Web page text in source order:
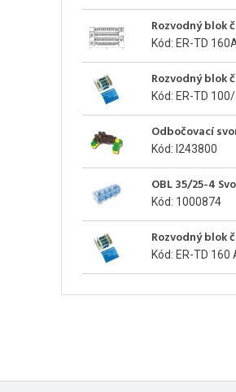
Rozvodný blok
Kód: ER-TD
Rozvodný blok
Kód: ER-TD
Odbočovací
Kód: I243800
OBL 35/25-4
Kód: 1000874
Rozvodný blok
Kód: ER-TD 160